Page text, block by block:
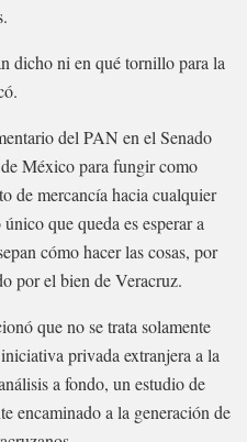
dicho ni en qué tornillo para la
del PAN en el Senado
México para fungir como
de mercancía hacia cualquier
que queda es esperar a
cómo hacer las cosas, por
por el bien de Veracruz.
que no se trata solamente
privada extranjera a la
a fondo, un estudio de
encaminado a la generación de